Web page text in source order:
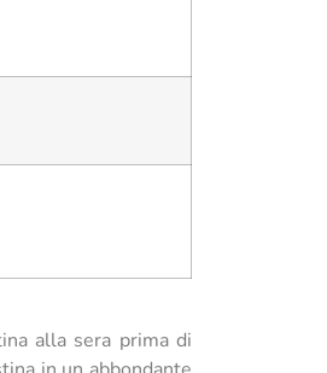
alla sera prima di